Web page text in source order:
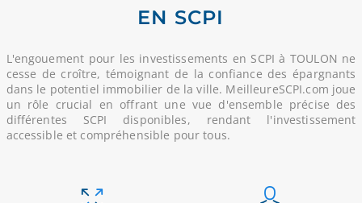
EN SCPI
L'engouement pour les investissements en SCPI à TOULON ne
cesse de croître, témoignant de la confiance des épargnants
dans le potentiel immobilier de la ville. MeilleureSCPI.com joue
un rôle crucial en offrant une vue d'ensemble précise des
différentes SCPI disponibles, rendant l'investissement
accessible et compréhensible pour tous.